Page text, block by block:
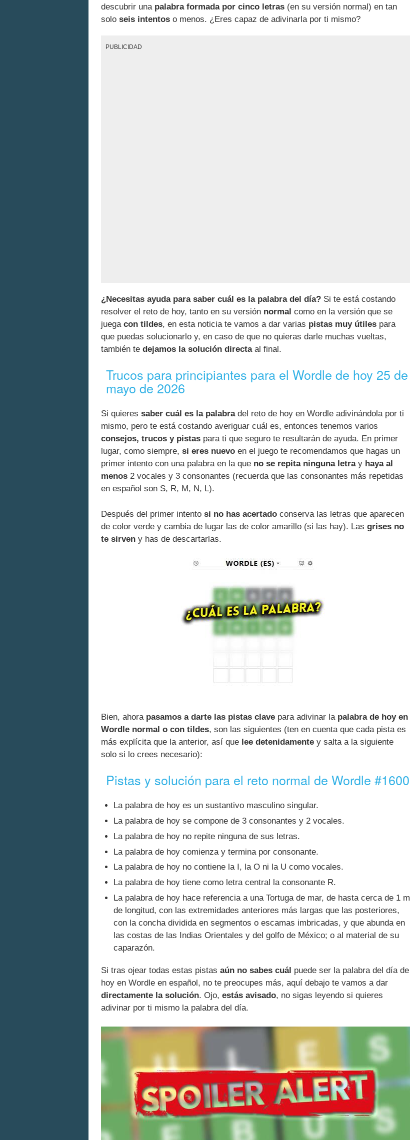
descubrir una palabra formada por cinco letras (en su versión normal) en tan
solo seis intentos o menos. ¿Eres capaz de adivinarla por ti mismo?
PUBLICIDAD
¿Necesitas ayuda para saber cuál es la palabra del día? Si te está costando
resolver el reto de hoy, tanto en su versión normal como en la versión que se
juega con tildes, en esta noticia te vamos a dar varias pistas muy útiles para
que puedas solucionarlo y, en caso de que no quieras darle muchas vueltas,
también te dejamos la solución directaal final.
Trucos para principiantes para el Wordle de hoy 25 de
mayo de 2026
Si quieres saber cuál es la palabradel reto de hoy en Wordle adivinándola por ti
mismo, pero te está costando averiguar cuál es, entonces tenemos varios
consejos, trucos y pistas para ti que seguro te resultarán de ayuda. En primer
lugar, como siempre, si eres nuevo en el juego te recomendamos que hagas un
primer intento con una palabra en la que no se repita ninguna letray haya al
menos 2 vocales y 3 consonantes (recuerda que las consonantes más repetidas
en español son S, R, M, N, L).
Después del primer intento si no has acertado conserva las letras que aparecen
de color verde y cambia de lugar las de color amarillo (si las hay). Las grises no
te sirven y has de descartarlas.
Bien, ahora pasamos a darte las pistas clave para adivinar la palabra de hoy en
Wordle normal o con tildes, son las siguientes (ten en cuenta que cada pista es
más explícita que la anterior, así que lee detenidamente y salta a la siguiente
solo si lo crees necesario):
Pistas y solución para el reto normal de Wordle #1600
La palabra de hoy es un sustantivo masculino singular.
La palabra de hoy se compone de 3 consonantes y 2 vocales.
La palabra de hoy no repite ninguna de sus letras.
La palabra de hoy comienza y termina por consonante.
La palabra de hoy no contiene la I, la O ni la U como vocales.
La palabra de hoy tiene como letra central la consonante R.
La palabra de hoy hace referencia a una Tortuga de mar, de hasta cerca de 1 m
de longitud, con las extremidades anteriores más largas que las posteriores,
con la concha dividida en segmentos o escamas imbricadas, y que abunda en
las costas de las Indias Orientales y del golfo de México; o al material de su
caparazón.
Si tras ojear todas estas pistas aún no sabes cuál puede ser la palabra del día de
hoy en Wordle en español, no te preocupes más, aquí debajo te vamos a dar
directamente la solución. Ojo, estás avisado, no sigas leyendo si quieres
adivinar por ti mismo la palabra del día.